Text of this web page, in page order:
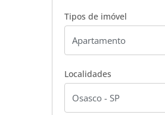
Tipos de imóvel
Localidades